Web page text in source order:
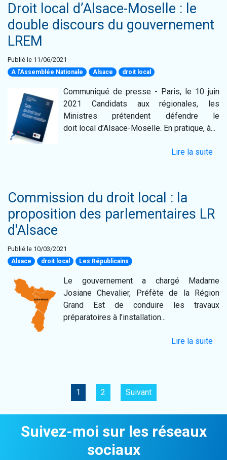
Droit local d’Alsace-Moselle : le
double discours du gouvernement
LREM
Publié le 11/06/2021
A l'Assemblée Nationale Alsace droit local
Communiqué de presse - Paris, le 10 juin
2021 Candidats aux régionales, les
Ministres prétendent défendre le
doit local d’Alsace-Moselle. En pratique, à...
Lire la suite
Commission du droit local : la
proposition des parlementaires LR
d'Alsace
Publié le 10/03/2021
Alsace droit local Les Républicains
Le gouvernement a chargé Madame
Josiane Chevalier, Préfète de la Région
Grand Est de conduire les travaux
préparatoires à l’installation...
Lire la suite
1 2 Suivant
Suivez-moi sur les réseaux
sociaux